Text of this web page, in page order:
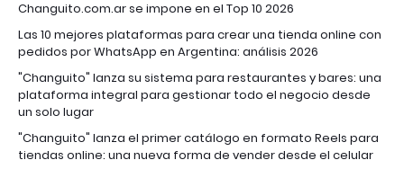
Changuito.com.ar se impone en el Top 10 2026
Las 10 mejores plataformas para crear una tienda online con
pedidos por WhatsApp en Argentina: análisis 2026
"Changuito" lanza su sistema para restaurantes y bares: una
plataforma integral para gestionar todo el negocio desde
un solo lugar
"Changuito" lanza el primer catálogo en formato Reels para
tiendas online: una nueva forma de vender desde el celular